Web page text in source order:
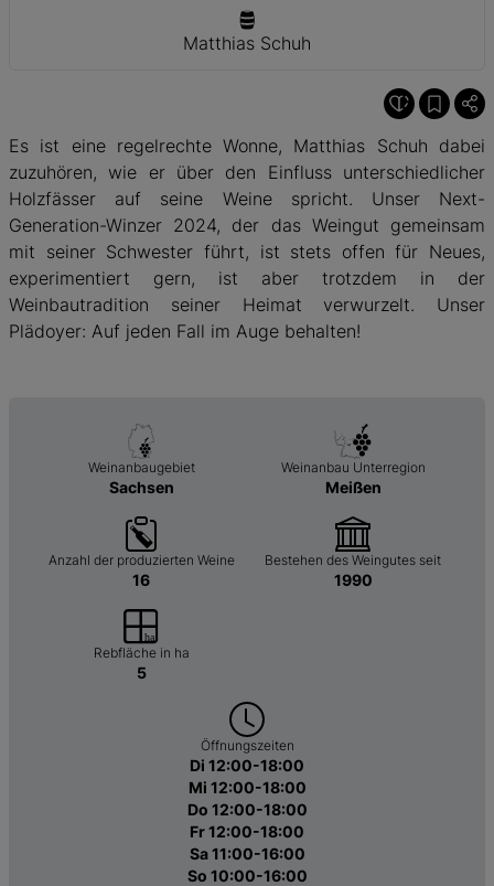
Matthias Schuh
Es ist eine regelrechte Wonne, Matthias Schuh dabei
zuzuhören, wie er über den Einfluss unterschiedlicher
Holzfässer auf seine Weine spricht. Unser Next-
Generation-Winzer 2024, der das Weingut gemeinsam
mit seiner Schwester führt, ist stets offen für Neues,
experimentiert gern, ist aber trotzdem in der
Weinbautradition seiner Heimat verwurzelt. Unser
Plädoyer: Auf jeden Fall im Auge behalten!
Weinanbaugebiet
Sachsen
Weinanbau Unterregion
Meißen
Anzahl der produzierten Weine
16
Bestehen des Weingutes seit
1990
Rebfläche in ha
5
Öffnungszeiten
Di 12:00-18:00
Mi 12:00-18:00
Do 12:00-18:00
Fr 12:00-18:00
Sa 11:00-16:00
So 10:00-16:00